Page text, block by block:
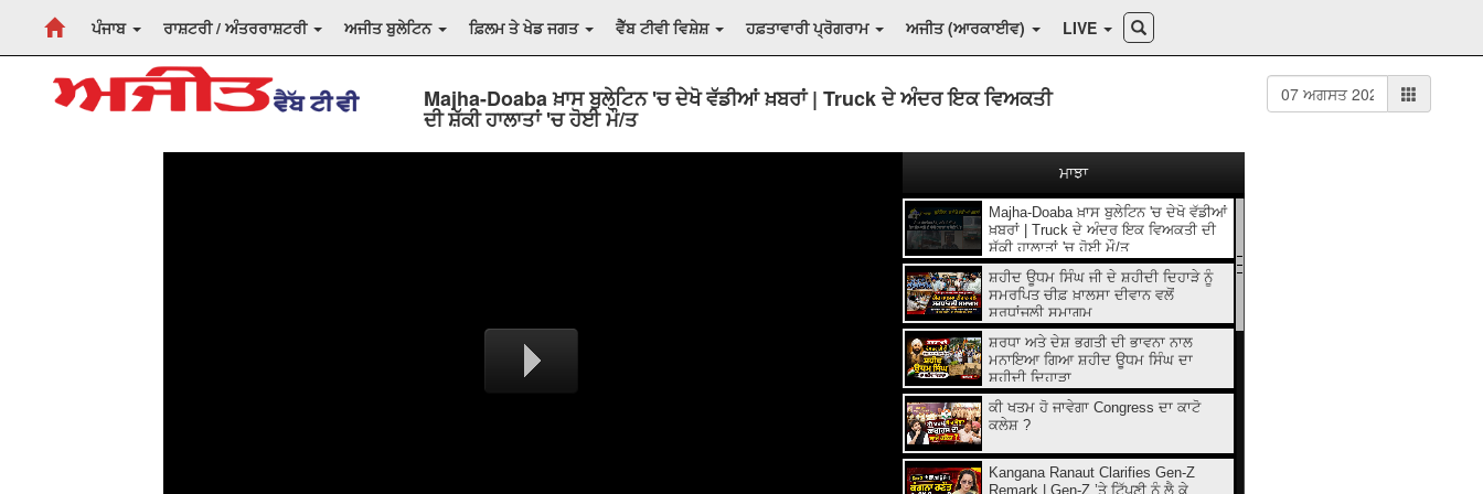
ਪੰਜਾਬ ਰਾਸ਼ਟਰੀ / ਅੰਤਰਰਾਸ਼ਟਰੀ ਅਜੀਤ ਬੁਲੇਟਿਨ ਫ਼ਿਲਮ ਤੇ ਖੇਡ ਜਗਤ ਵੈੱਬ ਟੀਵੀ ਵਿਸ਼ੇਸ਼ ਹਫ਼ਤਾਵਾਰੀ ਪ੍ਰੋਗਰਾਮ ਅਜੀਤ (ਆਰਕਾਈਵ) LIVE
Majha-Doaba ਖ਼ਾਸ ਬੁਲੇਟਿਨ 'ਚ ਦੇਖੋ ਵੱਡੀਆਂ ਖ਼ਬਰਾਂ | Truck ਦੇ ਅੰਦਰ ਇਕ ਵਿਅਕਤੀ
ਦੀ ਸ਼ੱਕੀ ਹਾਲਾਤਾਂ 'ਚ ਹੋਈ ਮੌ/ਤ
Majha-Doaba ਖ਼ਾਸ ਬੁਲੇਟਿਨ 'ਚ ਦੇਖੋ ਵੱਡੀਆਂ
ਖ਼ਬਰਾਂ | Truck ਦੇ ਅੰਦਰ ਇਕ ਵਿਅਕਤੀ ਦੀ
ਸ਼ੱਕੀ ਹਾਲਾਤਾਂ 'ਚ ਹੋਈ ਮੌ/ਤ
ਸ਼ਹੀਦ ਊਧਮ ਸਿੰਘ ਜੀ ਦੇ ਸ਼ਹੀਦੀ ਦਿਹਾੜੇ ਨੂੰ
ਸਮਰਪਿਤ ਚੀਫ਼ ਖ਼ਾਲਸਾ ਦੀਵਾਨ ਵਲੋਂ
ਸ਼ਰਧਾਂਜਲੀ ਸਮਾਗਮ
ਸ਼ਰਧਾ ਅਤੇ ਦੇਸ਼ ਭਗਤੀ ਦੀ ਭਾਵਨਾ ਨਾਲ
ਮਨਾਇਆ ਗਿਆ ਸ਼ਹੀਦ ਊਧਮ ਸਿੰਘ ਦਾ
ਸ਼ਹੀਦੀ ਦਿਹਾੜਾ
ਕੀ ਖਤਮ ਹੋ ਜਾਵੇਗਾ Congress ਦਾ ਕਾਟੋ
ਕਲੇਸ਼ ?
Kangana Ranaut Clarifies Gen-Z
Remark | Gen-Z ’ਤੇ ਟਿੱਪਣੀ ਨੂੰ ਲੈ ਕੇ
ਮਾਝਾ